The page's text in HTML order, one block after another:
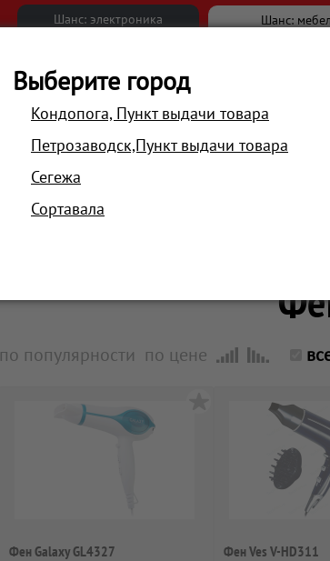
Шанс: электроника Шанс:
АКЦИИ
по популярности по цене
Фен Galaxy GL4327 Фен Ves V-HD311
Выберите город
Кондопога, Пункт выдачи товара
Петрозаводск,Пункт выдачи товара
Сегежа
Сортавала